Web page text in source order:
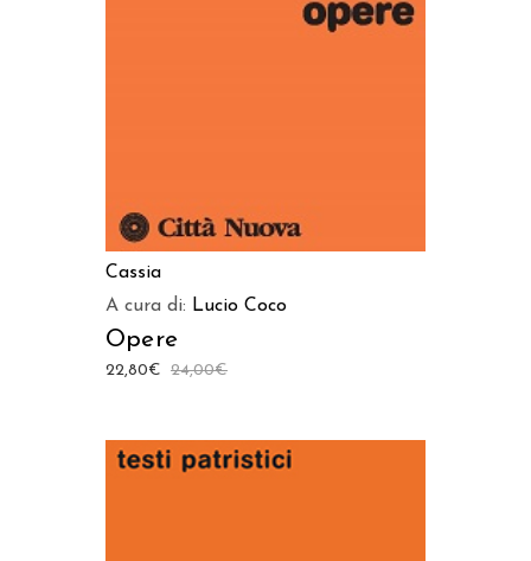
AGGIUNGI AL CARRELLO
Cassia
A cura di: Lucio Coco
Opere
24,00€
22,80€